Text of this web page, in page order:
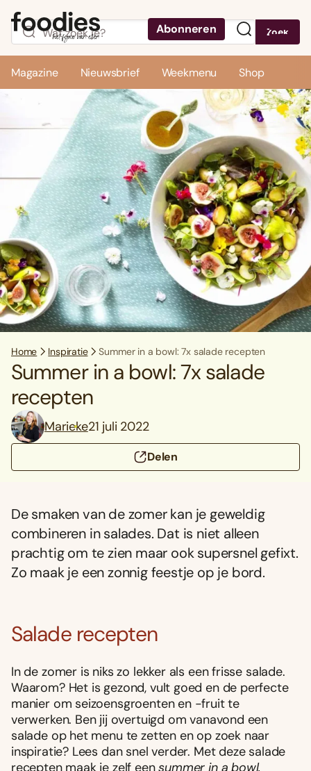
Abonneren Zoek
Magazine Nieuwsbrief Weekmenu Shop
Home Inspiratie Summer in a bowl: 7x salade recepten
Summer in a bowl: 7x salade
recepten
Marieke21 juli 2022
Delen
De smaken van de zomer kan je geweldig
combineren in salades. Dat is niet alleen
prachtig om te zien maar ook supersnel gefixt.
Zo maak je een zonnig feestje op je bord.
Salade recepten
In de zomer is niks zo lekker als een frisse salade.
Waarom? Het is gezond, vult goed en de perfecte
manier om seizoensgroenten en -fruit te
verwerken. Ben jij overtuigd om vanavond een
salade op het menu te zetten en op zoek naar
inspiratie? Lees dan snel verder. Met deze salade
recepten maak je zelf eensummer in a bowl.